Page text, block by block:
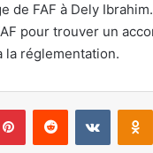
de FAF à Dely
pour trouver un
la réglementation.
PinterestReddit